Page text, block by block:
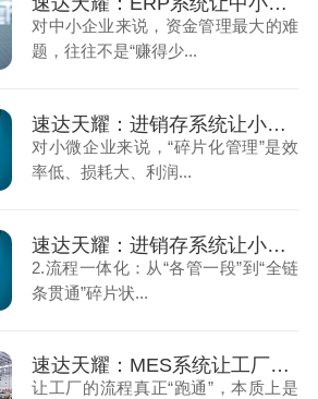
对中小企业来说，资金管理最大的难
题，往往不是“赚得少...
速达天耀：进销存系统让小微企业告别碎片化管理（上）
对小微企业来说，“碎片化管理”是效
率低、损耗大、利润...
速达天耀：进销存系统让小微企业告别碎片化管理（下）
2.流程一体化：从“各管一段”到“全链
条贯通”碎片状...
速达天耀：MES系统让工厂的流程真正跑通（上）
让工厂的流程真正“跑通”，本质上是